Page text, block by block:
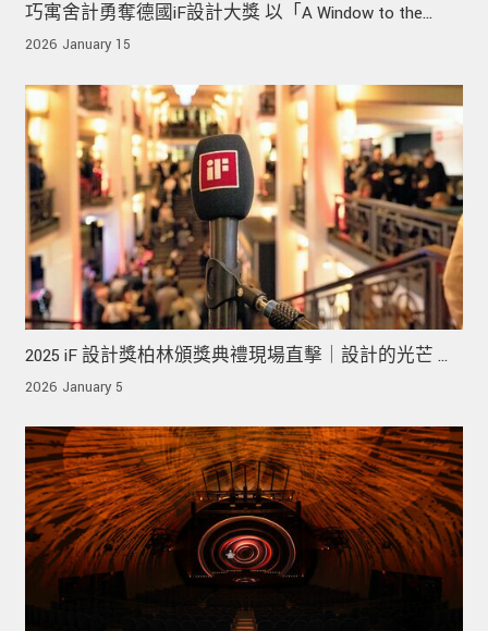
巧寓舍計勇奪德國iF設計大獎 以「A Window to the
Forest」打造人文與自然的共鳴
2026 January 15
2025 iF 設計獎柏林頒獎典禮現場直擊｜設計的光芒 從
需求走向未來
2026 January 5